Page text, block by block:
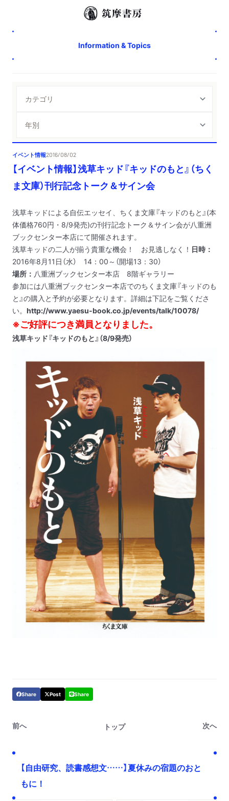
Information & Topics
イベント情報2016/08/02
【イベント情報】浅草キッド『キッドのもと』（ちく
ま文庫）刊行記念トーク＆サイン会
浅草キッドによる自伝エッセイ、ちくま文庫『キッドのもと』(本
体価格760円・8/9発売)の刊行記念トーク＆サイン会が八重洲
ブックセンター本店にて開催されます。
浅草キッドの二人が揃う貴重な機会！ お見逃しなく！ 日時：
2016年8月11日（水） 14：00～（開場13：30）
場所： 八重洲ブックセンター本店 8階ギャラリー
参加には八重洲ブックセンター本店でのちくま文庫『キッドのも
と』の購入と予約が必要となります。詳細は下記をご覧くださ
い。 http://www.yaesu-book.co.jp/events/talk/10078/
※ご好評につき満員となりました。
浅草キッド『キッドのもと』（8/9発売）
Share Post Share
前へ トップ 次へ
【自由研究、読書感想文……】夏休みの宿題のおと
もに！